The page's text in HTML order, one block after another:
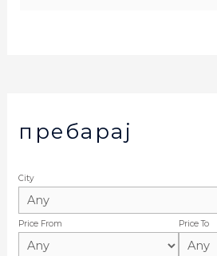
пребарај
City
Price From Price To